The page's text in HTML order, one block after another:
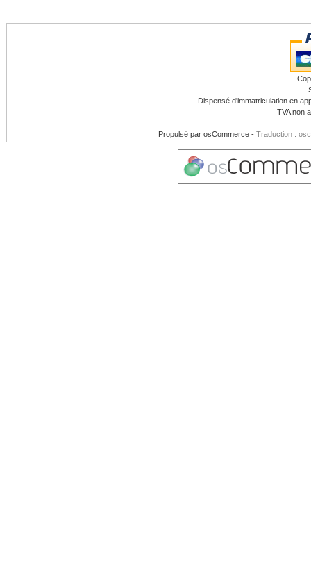
Dispensé d'immatriculation en
TVA non
Propulsé par osCommerce - Traduction :